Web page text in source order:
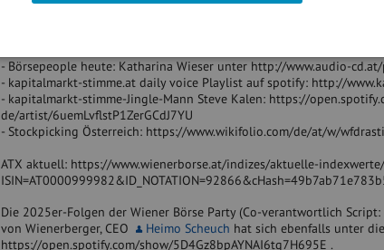
- Börsepeople heute: Katharina Wieser unter http://www.audio-
- kapitalmarkt-stimme.at daily voice Playlist auf spotify: http://
- kapitalmarkt-stimme-Jingle-Mann Steve Kalen: https://
de/artist/6uemLvflstP1ZerGCdJ7YU
- Stockpicking Österreich: https://www.wikifolio.com/de/at/w/
ATX aktuell: https://www.wienerborse.at/indizes/aktuelle-
Die 2025er-Folgen der Wiener Börse Party (Co-verantwortlich Script:
von Wienerberger, CEO
Heimo Scheuch hat sich ebenfalls unter
https://open.spotify.com/show/5D4Gz8bpAYNAI6tg7H695E .